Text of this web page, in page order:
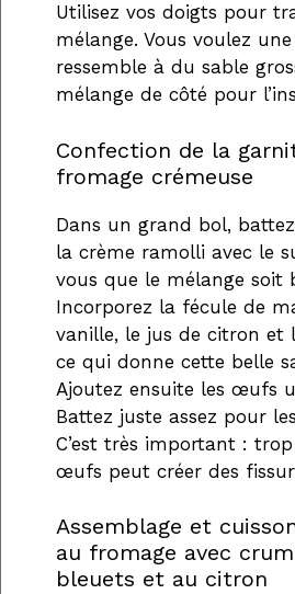
Utilisez vos doigts pour
mélange. Vous voulez
ressemble à du sable
mélange de côté pour
Confection de la
fromage crémeuse
Dans un grand bol,
la crème ramolli avec le
vous que le mélange soit
Incorporez la fécule de
vanille, le jus de citron et
ce qui donne cette belle
Ajoutez ensuite les œufs
Battez juste assez pour
C’est très important :
œufs peut créer des
Assemblage et
au fromage avec
bleuets et au citron